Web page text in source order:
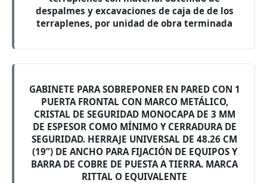
despalmes y excavaciones de caja de de los
terraplenes, por unidad de obra terminada
GABINETE PARA SOBREPONER EN PARED CON 1
PUERTA FRONTAL CON MARCO METÁLICO,
CRISTAL DE SEGURIDAD MONOCAPA DE 3 MM
DE ESPESOR COMO MÍNIMO Y CERRADURA DE
SEGURIDAD. HERRAJE UNIVERSAL DE 48.26 CM
(19”) DE ANCHO PARA FIJACIÓN DE EQUIPOS Y
BARRA DE COBRE DE PUESTA A TIERRA. MARCA
RITTAL O EQUIVALENTE